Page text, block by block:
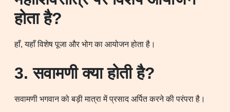
होता है?
हाँ, यहाँ विशेष पूजा और भोग का आयोजन होता है।
3. सवामणी क्या होती है?
सवामणी भगवान को बड़ी मात्रा में प्रसाद अर्पित करने की परंपरा है।